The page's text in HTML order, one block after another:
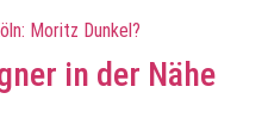
in der Nähe